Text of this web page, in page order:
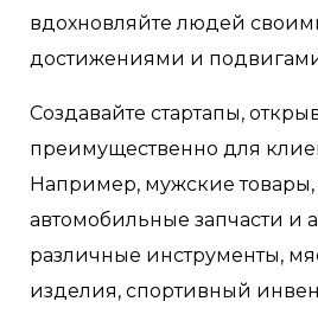
вдохновляйте людей
достижениями и
Создавайте стартапы,
преимущественно для
Например, мужские товары,
автомобильные запчасти и
различные инструменты,
изделия, спортивный